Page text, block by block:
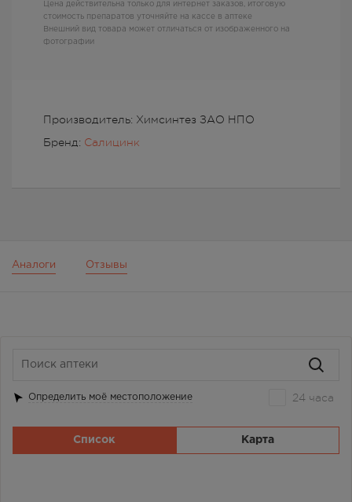
Производитель: Химсинтез ЗАО НПО
Бренд: Салицинк
Цена действительна только для интернет заказов, итоговую
стоимость препаратов уточняйте на кассе в аптеке
Внешний вид товара может отличаться от изображенного на
фотографии
Аналоги Отзывы
Определить моё местоположение 24 часа
Список Карта